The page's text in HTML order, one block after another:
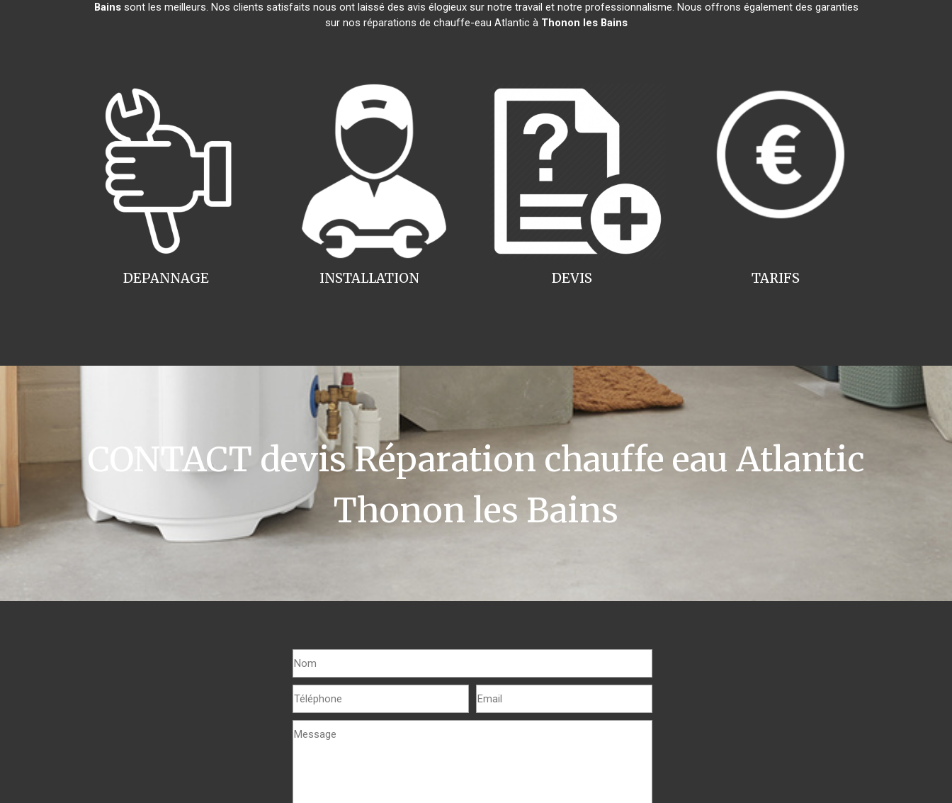
Bainssont les meilleurs. Nos clients satisfaits nous ont laissé des avis élogieux sur notre travail et notre professionnalisme. Nous offrons également des garanties
sur nos réparations de chauffe-eau Atlantic à Thonon les Bains
INSTALLATION
DEPANNAGE TARIFS
DEVIS
CONTACT devis Réparation chauffe eau Atlantic
Thonon les Bains